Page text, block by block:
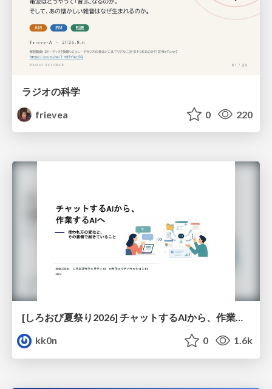
ラジオの科学
frievea
0 220
[しろおび夏祭り2026] チャットするAIから、作業するAIへ - 使われ方の変化と、その裏側で起きていること
kk0n
0 1.6k